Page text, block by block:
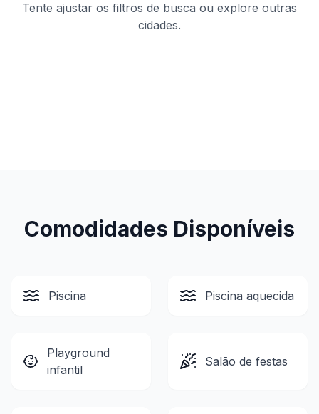
Tente ajustar os filtros de busca ou explore outras
cidades.
Comodidades Disponíveis
Piscina Piscina aquecida
Playground
infantil
Salão de festas